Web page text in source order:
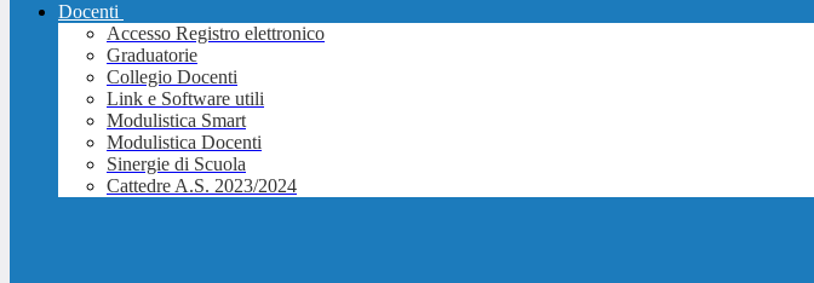
Docenti
Accesso Registro elettronico
Graduatorie
Collegio Docenti
Link e Software utili
Modulistica Smart
Modulistica Docenti
Sinergie di Scuola
Cattedre A.S. 2023/2024